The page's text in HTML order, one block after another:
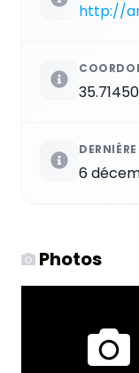
http://
6
Photos